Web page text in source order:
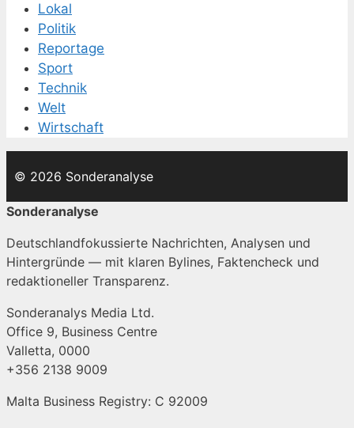
Lokal
Politik
Reportage
Sport
Technik
Welt
Wirtschaft
© 2026 Sonderanalyse
Sonderanalyse
Deutschlandfokussierte Nachrichten, Analysen und
Hintergründe — mit klaren Bylines, Faktencheck und
redaktioneller Transparenz.
Sonderanalys Media Ltd.
Office 9, Business Centre
Valletta, 0000
+356 2138 9009
Malta Business Registry: C 92009